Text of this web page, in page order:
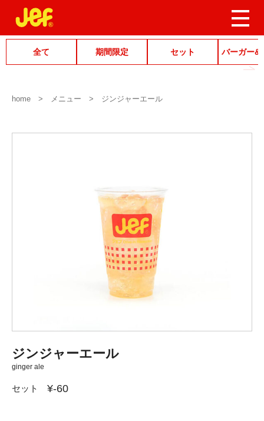
全て 期間限定 セット バーガー&
home メニュー ジンジャーエール
ジンジャーエール
ginger ale
セット ¥-60